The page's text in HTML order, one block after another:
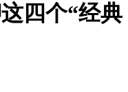
四个“经典